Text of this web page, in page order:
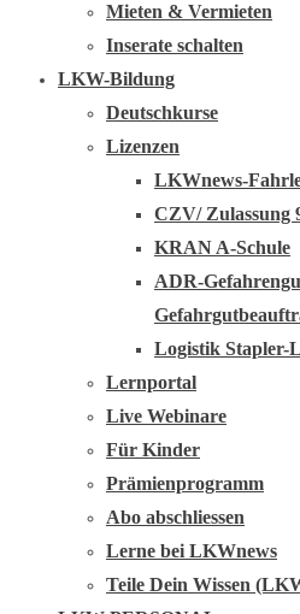
Mieten & Vermieten
Inserate schalten
LKW-Bildung
Deutschkurse
Lizenzen
LKWnews-
CZV/ Zulassung
KRAN A-Schule
ADR-
Logistik Stapler-
Lernportal
Live Webinare
Für Kinder
Prämienprogramm
Abo abschliessen
Lerne bei LKWnews
Teile Dein Wissen